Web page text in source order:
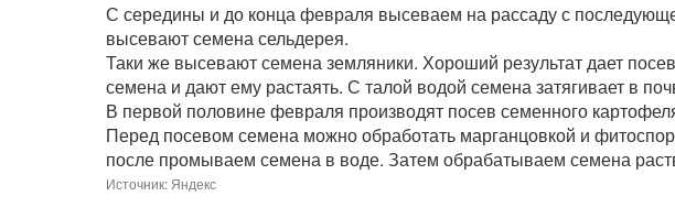
С середины и до конца февраля высеваем на рассаду с
высевают семена сельдерея.
Таки же высевают семена земляники. Хороший результат дает
семена и дают ему растаять. С талой водой семена затягивает в
В первой половине февраля производят посев семенного
Перед посевом семена можно обработать марганцовкой и
после промываем семена в воде. Затем обрабатываем семена
Источник: Яндекс